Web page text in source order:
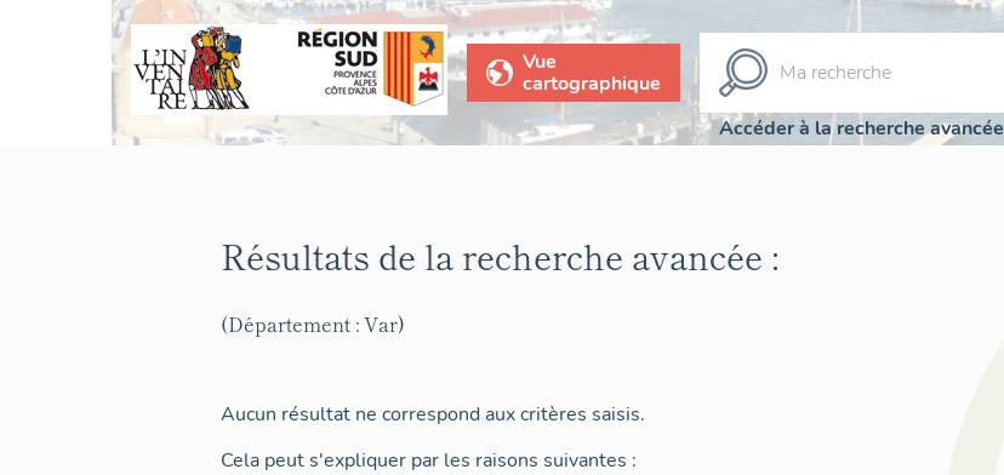
Vue
cartographique
Accéder à la recherche avancée
Résultats de la recherche avancée :
(Département : Var)
Aucun résultat ne correspond aux critères saisis.
Cela peut s'expliquer par les raisons suivantes :